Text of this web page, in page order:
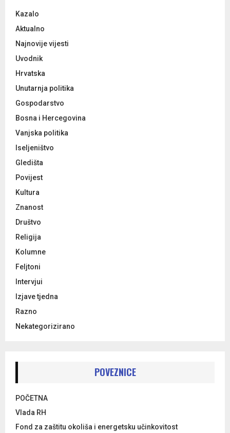
r
:
Kazalo
Aktualno
Najnovije vijesti
Uvodnik
Hrvatska
Unutarnja politika
Gospodarstvo
Bosna i Hercegovina
Vanjska politika
Iseljeništvo
Gledišta
Povijest
Kultura
Znanost
Društvo
Religija
Kolumne
Feljtoni
Intervjui
Izjave tjedna
Razno
Nekategorizirano
POVEZNICE
POČETNA
Vlada RH
Fond za zaštitu okoliša i energetsku učinkovitost